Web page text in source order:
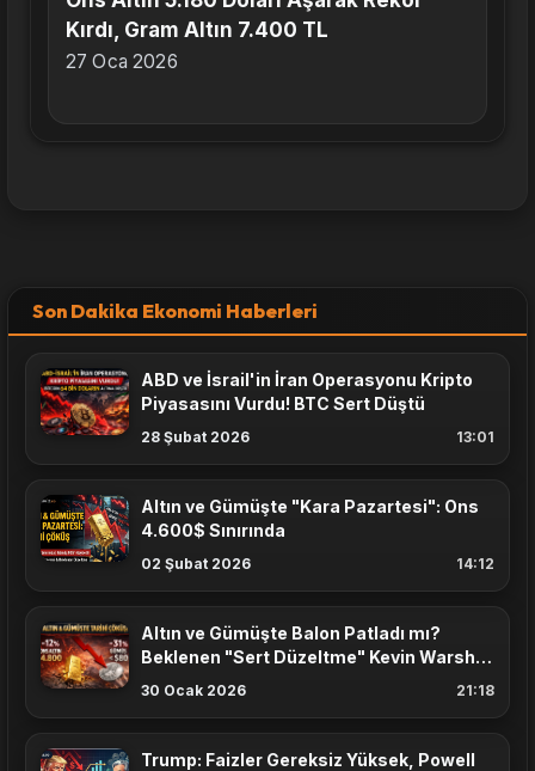
Kırdı, Gram Altın 7.400 TL
27 Oca 2026
Son Dakika Ekonomi Haberleri
ABD ve İsrail'in İran Operasyonu Kripto
Piyasasını Vurdu! BTC Sert Düştü
28 Şubat 2026 13:01
Altın ve Gümüşte "Kara Pazartesi": Ons
4.600$ Sınırında
02 Şubat 2026 14:12
Altın ve Gümüşte Balon Patladı mı?
Beklenen "Sert Düzeltme" Kevin Warsh
Haberiyle Geldi
30 Ocak 2026 21:18
Trump: Faizler Gereksiz Yüksek, Powell